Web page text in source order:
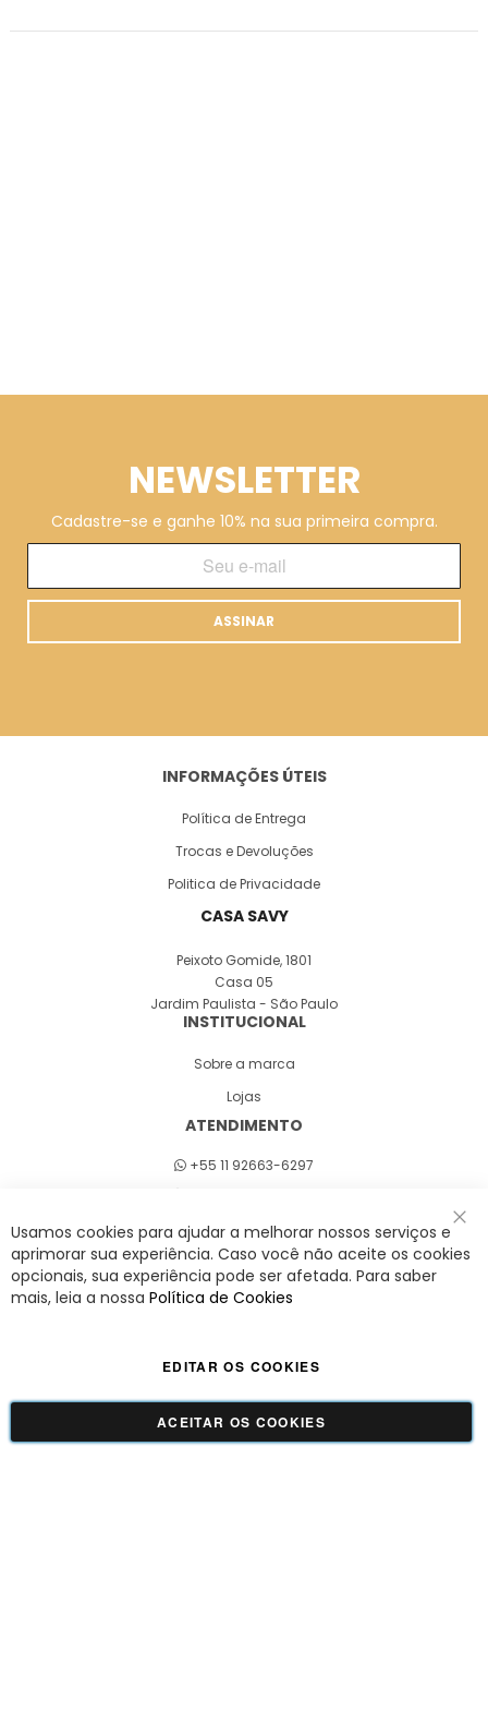
NEWSLETTER
Cadastre-se e ganhe 10% na sua primeira compra.
ASSINAR
INFORMAÇÕES ÚTEIS
Política de Entrega
Trocas e Devoluções
Politica de Privacidade
CASA SAVY
Peixoto Gomide, 1801
Casa 05
Jardim Paulista - São Paulo
INSTITUCIONAL
Sobre a marca
Lojas
ATENDIMENTO
+55 11 92663-6297
A Savy é uma lifestyle brand. Uma marca que promove fluidez para viver
o agora com leveza, cor e estilo.
GUADALUPE COMERCIO LTDA - 42.509.755/0001-66 | Tecnologia e Design:
Usamos cookies para ajudar a melhorar nossos serviços e
aprimorar sua experiência. Caso você não aceite os cookies
opcionais, sua experiência pode ser afetada. Para saber
mais, leia a nossa Política de Cookies
ACEITAR OS COOKIES
EDITAR OS COOKIES